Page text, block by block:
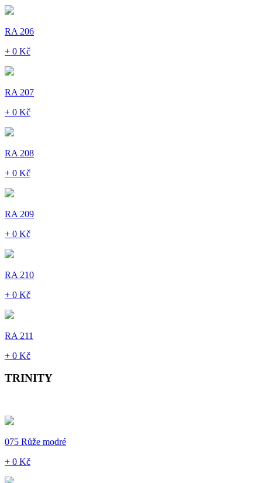
RA 206
+ 0 Kč
RA 207
+ 0 Kč
RA 208
+ 0 Kč
RA 209
+ 0 Kč
RA 210
+ 0 Kč
RA 211
+ 0 Kč
TRINITY
075 Růže modré
+ 0 Kč